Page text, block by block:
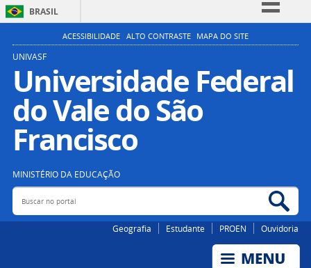
BRASIL
Simplifique!
Participe
Acesso à informação
Legislação
ACESSIBILIDADE ALTO CONTRASTE MAPA DO SITE
UNIVASF
Universidade Federal
do Vale do São
Francisco
MINISTÉRIO DA EDUCAÇÃO
Buscar no portal
Geografia Estudante PROEN Ouvidoria